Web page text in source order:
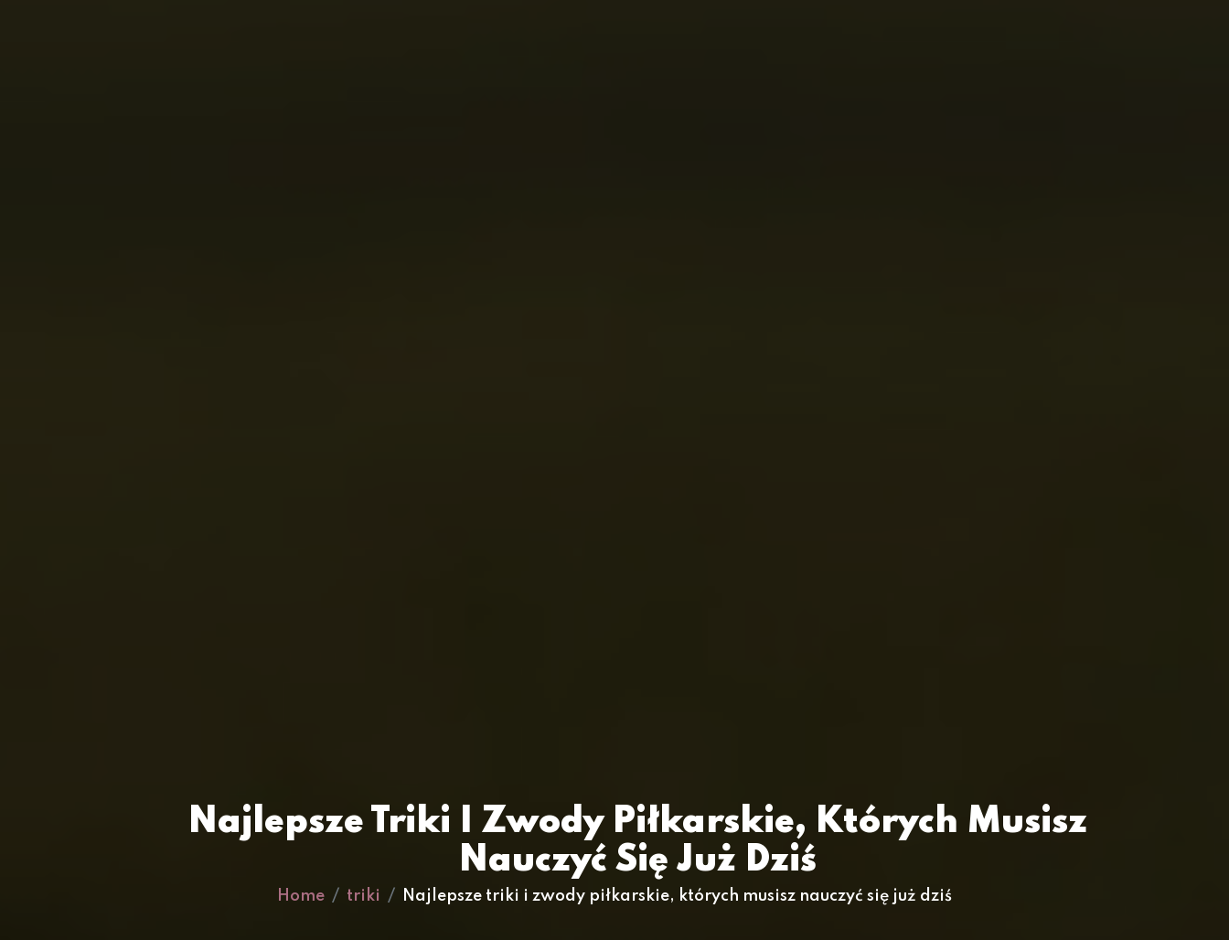
Najlepsze Triki I Zwody Piłkarskie, Których Musisz
Nauczyć Się Już Dziś
Home triki Najlepsze triki i zwody piłkarskie, których musisz nauczyć się już dziś